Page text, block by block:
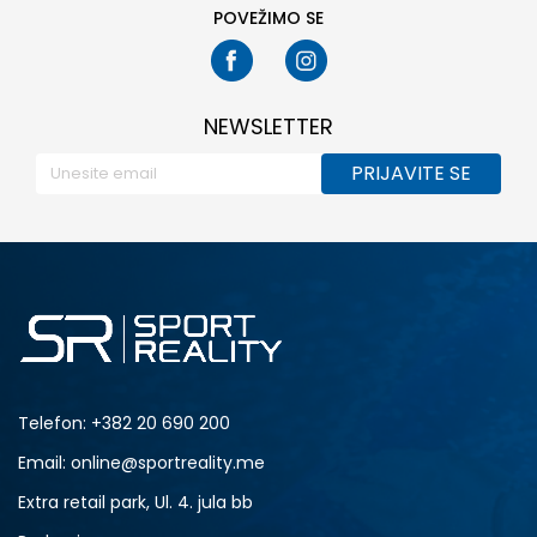
POVEŽIMO SE
NEWSLETTER
PRIJAVITE SE
Telefon: +382 20 690 200
Email: online@sportreality.me
Extra retail park, Ul. 4. jula bb